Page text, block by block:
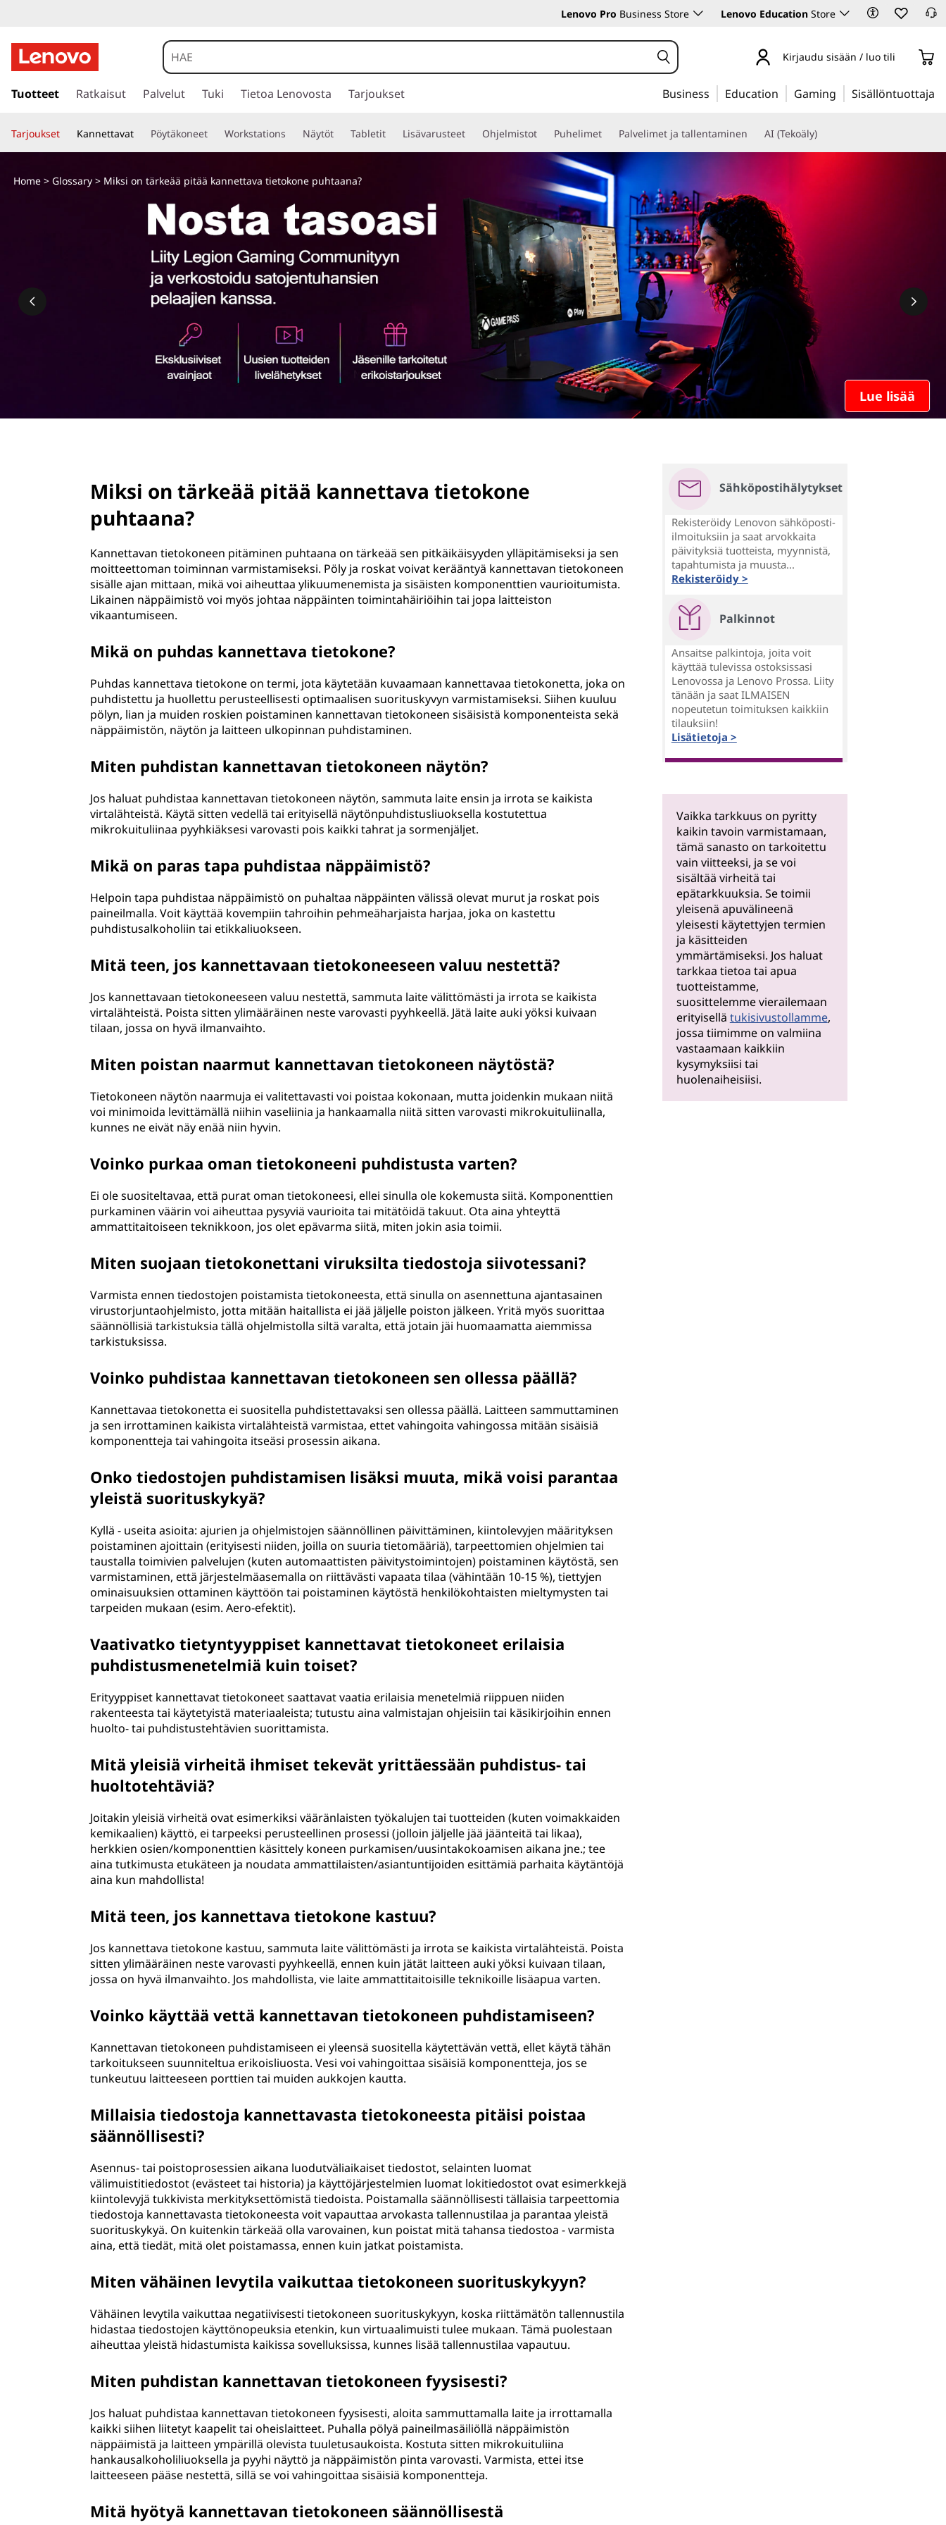
Lenovo Pro Business Store Lenovo Education Store
i
r
y
ä
Kirjaudu sisään / luo tili
Tuotteet Ratkaisut Palvelut Tuki Tietoa Lenovosta Tarjoukset Business Education Gaming Sisällöntuottaja
Tarjoukset Kannettavat Pöytäkoneet Workstations Näytöt Tabletit Lisävarusteet Ohjelmistot Puhelimet Palvelimet ja tallentaminen AI (Tekoäly)
Lue lisää
Home> Glossary> Miksi on tärkeää pitää kannettava tietokone puhtaana?
Miksi on tärkeää pitää kannettava tietokone
puhtaana?
Kannettavan tietokoneen pitäminen puhtaana on tärkeää sen pitkäikäisyyden ylläpitämiseksi ja sen
moitteettoman toiminnan varmistamiseksi. Pöly ja roskat voivat kerääntyä kannettavan tietokoneen
sisälle ajan mittaan, mikä voi aiheuttaa ylikuumenemista ja sisäisten komponenttien vaurioitumista.
Likainen näppäimistö voi myös johtaa näppäinten toimintahäiriöihin tai jopa laitteiston
vikaantumiseen.
Mikä on puhdas kannettava tietokone?
Puhdas kannettava tietokone on termi, jota käytetään kuvaamaan kannettavaa tietokonetta, joka on
puhdistettu ja huollettu perusteellisesti optimaalisen suorituskyvyn varmistamiseksi. Siihen kuuluu
pölyn, lian ja muiden roskien poistaminen kannettavan tietokoneen sisäisistä komponenteista sekä
näppäimistön, näytön ja laitteen ulkopinnan puhdistaminen.
Miten puhdistan kannettavan tietokoneen näytön?
Jos haluat puhdistaa kannettavan tietokoneen näytön, sammuta laite ensin ja irrota se kaikista
virtalähteistä. Käytä sitten vedellä tai erityisellä näytönpuhdistusliuoksella kostutettua
mikrokuituliinaa pyyhkiäksesi varovasti pois kaikki tahrat ja sormenjäljet.
Mikä on paras tapa puhdistaa näppäimistö?
Helpoin tapa puhdistaa näppäimistö on puhaltaa näppäinten välissä olevat murut ja roskat pois
paineilmalla. Voit käyttää kovempiin tahroihin pehmeäharjaista harjaa, joka on kastettu
puhdistusalkoholiin tai etikkaliuokseen.
Mitä teen, jos kannettavaan tietokoneeseen valuu nestettä?
Jos kannettavaan tietokoneeseen valuu nestettä, sammuta laite välittömästi ja irrota se kaikista
virtalähteistä. Poista sitten ylimääräinen neste varovasti pyyhkeellä. Jätä laite auki yöksi kuivaan
tilaan, jossa on hyvä ilmanvaihto.
Miten poistan naarmut kannettavan tietokoneen näytöstä?
Tietokoneen näytön naarmuja ei valitettavasti voi poistaa kokonaan, mutta joidenkin mukaan niitä
voi minimoida levittämällä niihin vaseliinia ja hankaamalla niitä sitten varovasti mikrokuituliinalla,
kunnes ne eivät näy enää niin hyvin.
Voinko purkaa oman tietokoneeni puhdistusta varten?
Ei ole suositeltavaa, että purat oman tietokoneesi, ellei sinulla ole kokemusta siitä. Komponenttien
purkaminen väärin voi aiheuttaa pysyviä vaurioita tai mitätöidä takuut. Ota aina yhteyttä
ammattitaitoiseen teknikkoon, jos olet epävarma siitä, miten jokin asia toimii.
Miten suojaan tietokonettani viruksilta tiedostoja siivotessani?
Varmista ennen tiedostojen poistamista tietokoneesta, että sinulla on asennettuna ajantasainen
virustorjuntaohjelmisto, jotta mitään haitallista ei jää jäljelle poiston jälkeen. Yritä myös suorittaa
säännöllisiä tarkistuksia tällä ohjelmistolla siltä varalta, että jotain jäi huomaamatta aiemmissa
tarkistuksissa.
Voinko puhdistaa kannettavan tietokoneen sen ollessa päällä?
Kannettavaa tietokonetta ei suositella puhdistettavaksi sen ollessa päällä. Laitteen sammuttaminen
ja sen irrottaminen kaikista virtalähteistä varmistaa, ettet vahingoita vahingossa mitään sisäisiä
komponentteja tai vahingoita itseäsi prosessin aikana.
Onko tiedostojen puhdistamisen lisäksi muuta, mikä voisi parantaa
yleistä suorituskykyä?
Kyllä - useita asioita: ajurien ja ohjelmistojen säännöllinen päivittäminen, kiintolevyjen määrityksen
poistaminen ajoittain (erityisesti niiden, joilla on suuria tietomääriä), tarpeettomien ohjelmien tai
taustalla toimivien palvelujen (kuten automaattisten päivitystoimintojen) poistaminen käytöstä, sen
varmistaminen, että järjestelmäasemalla on riittävästi vapaata tilaa (vähintään 10-15 %), tiettyjen
ominaisuuksien ottaminen käyttöön tai poistaminen käytöstä henkilökohtaisten mieltymysten tai
tarpeiden mukaan (esim. Aero-efektit).
Vaativatko tietyntyyppiset kannettavat tietokoneet erilaisia
puhdistusmenetelmiä kuin toiset?
Erityyppiset kannettavat tietokoneet saattavat vaatia erilaisia menetelmiä riippuen niiden
rakenteesta tai käytetyistä materiaaleista; tutustu aina valmistajan ohjeisiin tai käsikirjoihin ennen
huolto- tai puhdistustehtävien suorittamista.
Mitä yleisiä virheitä ihmiset tekevät yrittäessään puhdistus- tai
huoltotehtäviä?
Joitakin yleisiä virheitä ovat esimerkiksi vääränlaisten työkalujen tai tuotteiden (kuten voimakkaiden
kemikaalien) käyttö, ei tarpeeksi perusteellinen prosessi (jolloin jäljelle jää jäänteitä tai likaa),
herkkien osien/komponenttien käsittely koneen purkamisen/uusintakokoamisen aikana jne.; tee
aina tutkimusta etukäteen ja noudata ammattilaisten/asiantuntijoiden esittämiä parhaita käytäntöjä
aina kun mahdollista!
Mitä teen, jos kannettava tietokone kastuu?
Jos kannettava tietokone kastuu, sammuta laite välittömästi ja irrota se kaikista virtalähteistä. Poista
sitten ylimääräinen neste varovasti pyyhkeellä, ennen kuin jätät laitteen auki yöksi kuivaan tilaan,
jossa on hyvä ilmanvaihto. Jos mahdollista, vie laite ammattitaitoisille teknikoille lisäapua varten.
Voinko käyttää vettä kannettavan tietokoneen puhdistamiseen?
Kannettavan tietokoneen puhdistamiseen ei yleensä suositella käytettävän vettä, ellet käytä tähän
tarkoitukseen suunniteltua erikoisliuosta. Vesi voi vahingoittaa sisäisiä komponentteja, jos se
tunkeutuu laitteeseen porttien tai muiden aukkojen kautta.
Millaisia tiedostoja kannettavasta tietokoneesta pitäisi poistaa
säännöllisesti?
Asennus- tai poistoprosessien aikana luodutväliaikaiset tiedostot, selainten luomat
välimuistitiedostot (evästeet tai historia) ja käyttöjärjestelmien luomat lokitiedostot ovat esimerkkejä
kiintolevyjä tukkivista merkityksettömistä tiedoista. Poistamalla säännöllisesti tällaisia tarpeettomia
tiedostoja kannettavasta tietokoneesta voit vapauttaa arvokasta tallennustilaa ja parantaa yleistä
suorituskykyä. On kuitenkin tärkeää olla varovainen, kun poistat mitä tahansa tiedostoa - varmista
aina, että tiedät, mitä olet poistamassa, ennen kuin jatkat poistamista.
Miten vähäinen levytila vaikuttaa tietokoneen suorituskykyyn?
Vähäinen levytila vaikuttaa negatiivisesti tietokoneen suorituskykyyn, koska riittämätön tallennustila
hidastaa tiedostojen käyttönopeuksia etenkin, kun virtuaalimuisti tulee mukaan. Tämä puolestaan
aiheuttaa yleistä hidastumista kaikissa sovelluksissa, kunnes lisää tallennustilaa vapautuu.
Miten puhdistan kannettavan tietokoneen fyysisesti?
Jos haluat puhdistaa kannettavan tietokoneen fyysisesti, aloita sammuttamalla laite ja irrottamalla
kaikki siihen liitetyt kaapelit tai oheislaitteet. Puhalla pölyä paineilmasäiliöllä näppäimistön
näppäimistä ja laitteen ympärillä olevista tuuletusaukoista. Kostuta sitten mikrokuituliina
hankausalkoholiliuoksella ja pyyhi näyttö ja näppäimistön pinta varovasti. Varmista, ettei itse
laitteeseen pääse nestettä, sillä se voi vahingoittaa sisäisiä komponentteja.
Mitä hyötyä kannettavan tietokoneen säännöllisestä
Sähköpostihälytykset
Rekisteröidy Lenovon sähköposti-
ilmoituksiin ja saat arvokkaita
päivityksiä tuotteista, myynnistä,
tapahtumista ja muusta...
Rekisteröidy >
Palkinnot
Ansaitse palkintoja, joita voit
käyttää tulevissa ostoksissasi
Lenovossa ja Lenovo Prossa. Liity
tänään ja saat ILMAISEN
nopeutetun toimituksen kaikkiin
tilauksiin!
Lisätietoja >
Vaikka tarkkuus on pyritty
kaikin tavoin varmistamaan,
tämä sanasto on tarkoitettu
vain viitteeksi, ja se voi
sisältää virheitä tai
epätarkkuuksia. Se toimii
yleisenä apuvälineenä
yleisesti käytettyjen termien
ja käsitteiden
ymmärtämiseksi. Jos haluat
tarkkaa tietoa tai apua
tuotteistamme,
suosittelemme vierailemaan
erityisellä tukisivustollamme,
jossa tiimimme on valmiina
vastaamaan kaikkiin
kysymyksiisi tai
huolenaiheisiisi.